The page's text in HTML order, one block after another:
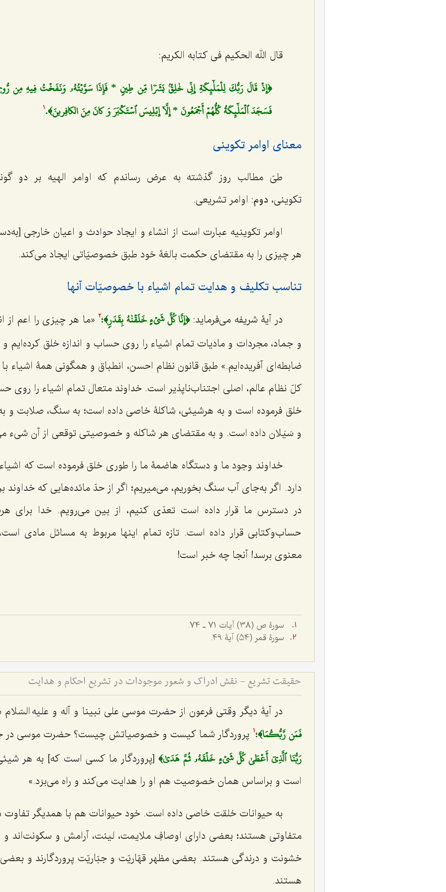
قال الله الحکیم فی کتابه الکریم:
﴿إِذۡ قَالَ رَبُّكَ لِلۡمَلٰٓئِكَةِ إِنِّي خٰلِقُۢ بَشَرٗا مِّن طِينٖ * فَإِذَا سَوَّيۡتُهُۥ وَنَفَخۡتُ فِيهِ مِن
فَسَجَدَ ٱلۡمَلٰٓئِكَةُ كُلُّهُمۡ أَجۡمَعُونَ * إِلَّآ إِبۡلِيسَ ٱسۡتَكۡبَرَ وَ كانَ مِنَ الكافِرينَ﴾.1
معنای اوامر تکوینی
طیّ مطالب روز گذشته به عرض رساندم که اوامر الهیه بر دو
تکوینی، دوم: اوامر تشریعی.
اوامر تکوینیه عبارت است از انشاء و ایجاد حوادث و اعیان خارجی
هر چیزی را به مقتضای حکمت بالغۀ خود طبق خصوصیّاتی ایجاد می‌کند.
تناسب تکلیف و هدایت تمام اشیاء با خصوصیّات آنها
در آیۀ شریفه می‌فرماید:﴿إِنَّا كُلَّ شَيۡءٍ خَلَقۡنٰهُ بِقَدَرٖ﴾؛2 «ما هر چیزی را اعم از
و جماد، مجردات و مادیات تمام اشیاء را روی حساب و اندازه خلق کرده‌ایم
ضابطه‌ای آفریده‌ایم.» طبق قانون نظام احسن، انطباق و همگونی همۀ اشیاء
کلّ نظام عالم، اصلی اجتناب‌ناپذیر است. خداوند متعال تمام اشیاء را روی
خلق فرموده است و به هرشیئی، شاکلۀ خاصی داده است؛ به سنگ، صلابت و
و سَیَلان داده است. و به مقتضای هر شاکله‌ و خصوصیتی توقعی از آن شیء
خداوند وجود ما و دستگاه هاضمۀ ما را طوری خلق فرموده است که
دارد. اگر به‌جای آب سنگ بخوریم، می‌میریم؛ اگر از حدّ مائده‌هایی که خداوند
در دسترس ما قرار داده است تعدّی کنیم، از بین می‌رویم. خدا برای
حساب‌و‌کتابی قرار داده است. تازه تمام اینها مربوط به مسائل مادی
معنوی برسد! آنجا چه خبر است!
سورۀ ص (38) آیات 71 ـ 74.
سورۀ قمر (54) آیۀ 49.
حقیقت تشریع - نقش ادراک و شعور موجودات در تشریع احکام و هدایت
در آیۀ دیگر وقتی فرعون از حضرت موسی علی نبینا و آله و علیه السّلام
فَمَن رَّبُّكُمَا﴾؛1 پروردگار شما کیست و خصوصیاتش چیست؟ حضرت موسی در
رَبُّنَا ٱلَّذِيٓ أَعۡطَىٰ كُلَّ شَيۡءٍ خَلۡقَهُۥ ثُمَّ هَدَىٰ﴾[پروردگار ما کسی است که] به هر
است و براساس همان خصوصیت هم او را هدایت می‌کند و راه می‌برَد.»
به حیوانات خلقت خاصی داده است. خود حیوانات هم با همدیگر تفاوت
متفاوتی هستند؛ بعضی دارای اوصافِ ملایمت، لینت، آرامش و سکونت‌اند
خشونت و درندگی هستند. بعضی مظهرقهّاریّت وجبّاریّت پروردگارند و
هستند.